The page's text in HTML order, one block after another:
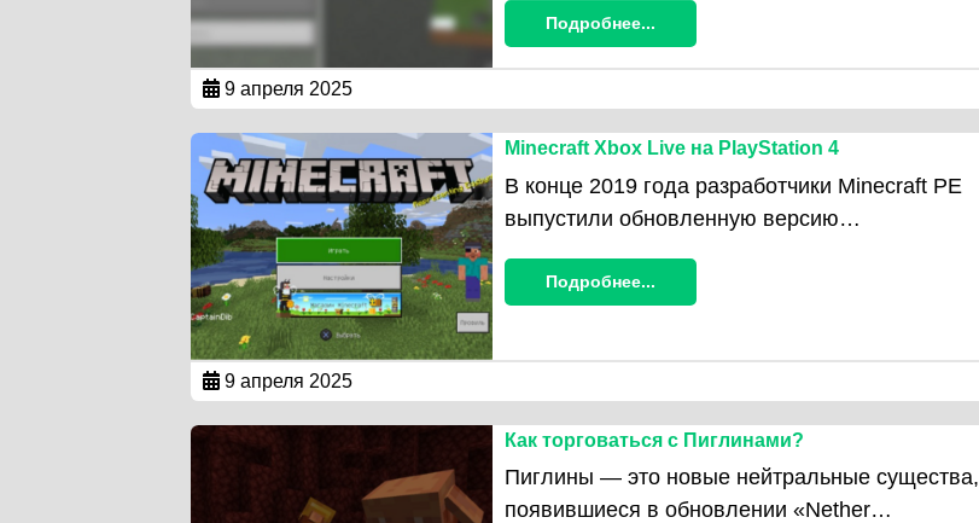
Подробнее...
9 апреля 2025
Minecraft Xbox Live на PlayStation 4
В конце 2019 года разработчики Minecraft PE
выпустили обновленную версию…
Подробнее...
9 апреля 2025
Как торговаться с Пиглинами?
Пиглины — это новые нейтральные существа,
появившиеся в обновлении «Nether…